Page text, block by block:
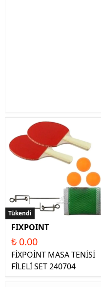
Tükendi
FIXPOINT
₺ 0.00
FİXPOİNT MASA TENİSİ
FİLELİ SET 240704